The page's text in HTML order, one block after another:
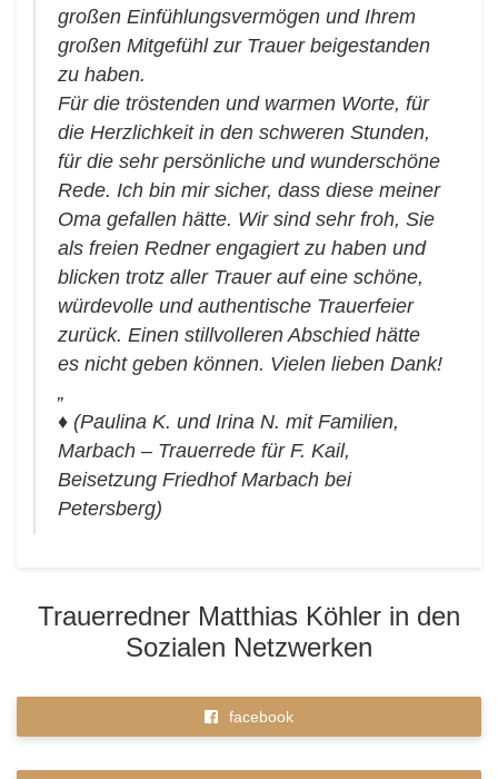
großen Einfühlungsvermögen und Ihrem
großen Mitgefühl zur Trauer beigestanden
zu haben.
Für die tröstenden und warmen Worte, für
die Herzlichkeit in den schweren Stunden,
für die sehr persönliche und wunderschöne
Rede. Ich bin mir sicher, dass diese meiner
Oma gefallen hätte. Wir sind sehr froh, Sie
als freien Redner engagiert zu haben und
blicken trotz aller Trauer auf eine schöne,
würdevolle und authentische Trauerfeier
zurück. Einen stillvolleren Abschied hätte
es nicht geben können. Vielen lieben Dank!
„
♦ (Paulina K. und Irina N. mit Familien,
Marbach – Trauerrede für F. Kail,
Beisetzung Friedhof Marbach bei
Petersberg)
Trauerredner Matthias Köhler in den
Sozialen Netzwerken
facebook